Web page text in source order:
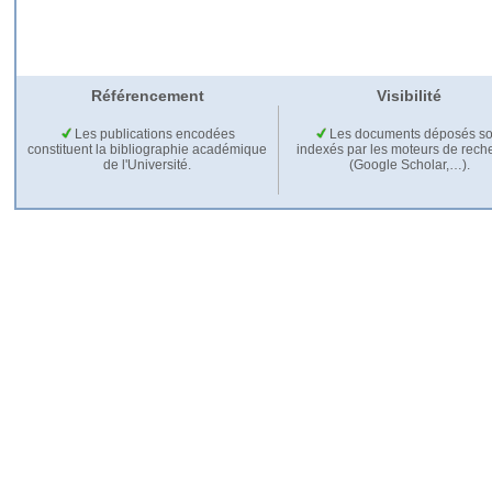
Référencement Visibilité
Les publications encodées
constituent la bibliographie académique
de l'Université.
Les documents déposés
indexés par les moteurs de
(Google Scholar,…).